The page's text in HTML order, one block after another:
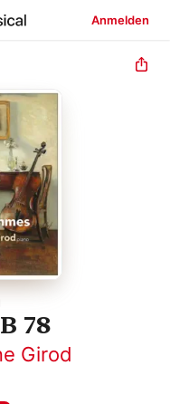
Anmelden
78
Girod